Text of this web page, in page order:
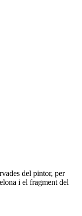
del pintor, per
i el fragment del